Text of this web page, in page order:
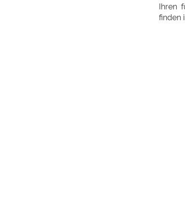
Ihren
finden